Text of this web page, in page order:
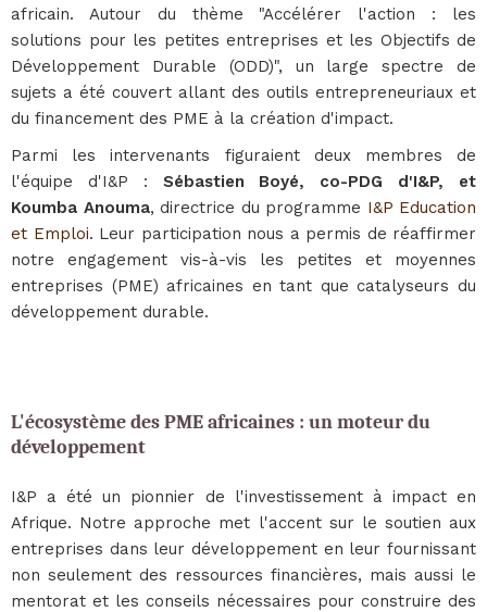
africain. Autour du thème "Accélérer l'action : les
solutions pour les petites entreprises et les Objectifs de
Développement Durable (ODD)", un large spectre de
sujets a été couvert allant des outils entrepreneuriaux et
du financement des PME à la création d'impact.
Parmi les intervenants figuraient deux membres de
l'équipe d'I&P : Sébastien Boyé, co-PDG d'I&P, et
Koumba Anouma, directrice du programme I&P Education
et Emploi. Leur participation nous a permis de réaffirmer
notre engagement vis-à-vis les petites et moyennes
entreprises (PME) africaines en tant que catalyseurs du
développement durable.
L'écosystème des PME africaines : un moteur du
développement
I&P a été un pionnier de l'investissement à impact en
Afrique. Notre approche met l'accent sur le soutien aux
entreprises dans leur développement en leur fournissant
non seulement des ressources financières, mais aussi le
mentorat et les conseils nécessaires pour construire des